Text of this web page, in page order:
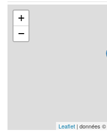
+
−
Leaflet | données ©